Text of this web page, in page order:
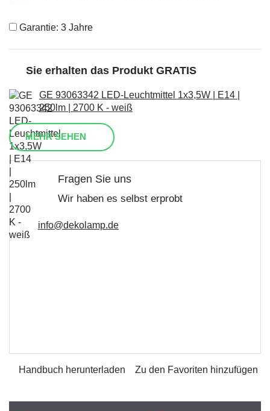
Garantie: 3 Jahre
Sie erhalten das Produkt GRATIS
GE 93063342 LED-Leuchtmittel 1x3,5W | E14 |
250lm | 2700 K - weiß
MEHR SEHEN
Fragen Sie uns
Wir haben es selbst erprobt
info@dekolamp.de
Handbuch herunterladen Zu den Favoriten hinzufügen